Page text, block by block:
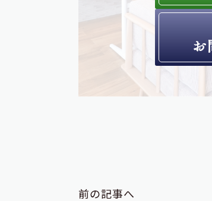
お
前の記事へ